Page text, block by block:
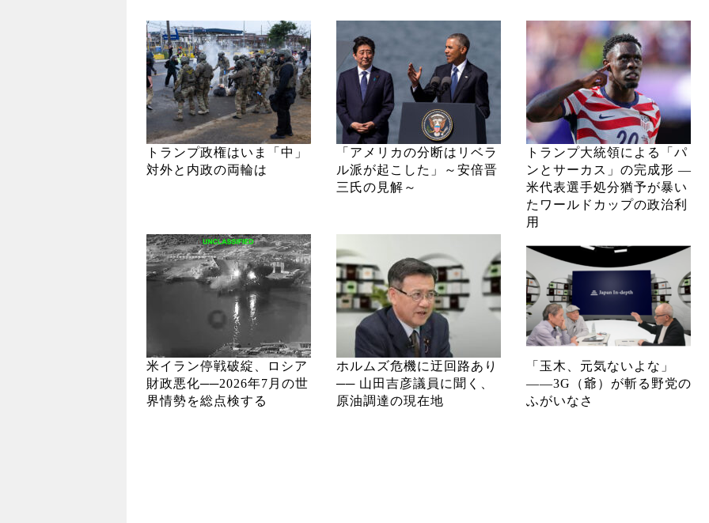
トランプ政権はいま「中」
対外と内政の両輪は
「アメリカの分断はリベラ
ル派が起こした」～安倍晋
三氏の見解～
トランプ大統領による「パ
ンとサーカス」の完成形 ―
米代表選手処分猶予が暴い
たワールドカップの政治利
用
米イラン停戦破綻、ロシア
財政悪化──2026年7月の世
界情勢を総点検する
ホルムズ危機に迂回路あり
── 山田吉彦議員に聞く、
原油調達の現在地
「玉木、元気ないよな」
――3G（爺）が斬る野党の
ふがいなさ